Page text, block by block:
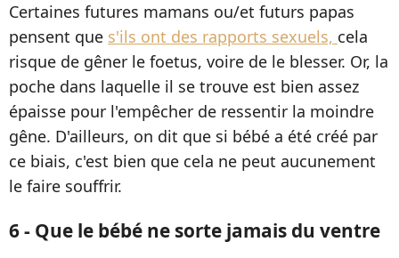
Certaines futures mamans ou/et futurs papas
pensent que s'ils ont des rapports sexuels, cela
risque de gêner le foetus, voire de le blesser. Or, la
poche dans laquelle il se trouve est bien assez
épaisse pour l'empêcher de ressentir la moindre
gêne. D'ailleurs, on dit que si bébé a été créé par
ce biais, c'est bien que cela ne peut aucunement
le faire souffrir.
6 - Que le bébé ne sorte jamais du ventre